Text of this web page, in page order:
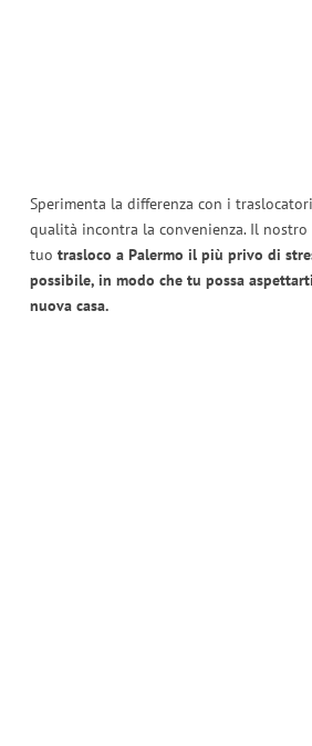
Sperimenta la differenza con i
qualità incontra la convenienza. Il
tuo trasloco a Palermo il più privo di
possibile, in modo che tu possa
nuova casa.